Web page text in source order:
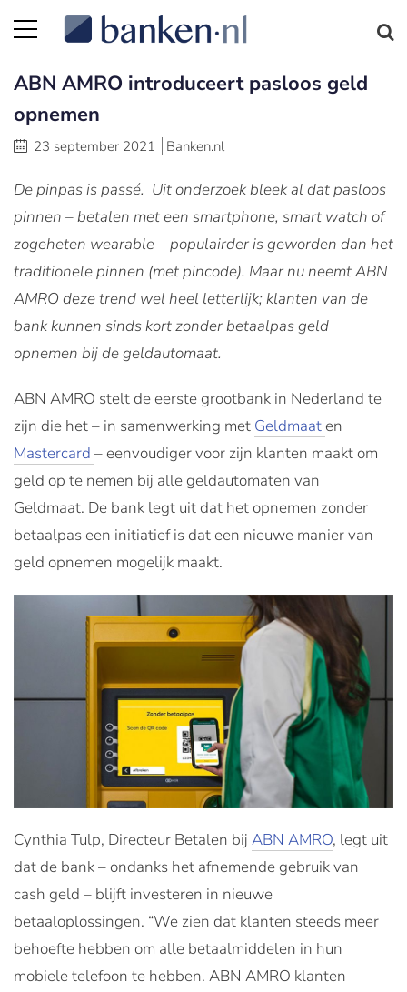
ABN AMRO introduceert pasloos geld
opnemen
23 september 2021 Banken.nl
De pinpas is passé. Uit onderzoek bleek al dat pasloos
pinnen – betalen met een smartphone, smart watch of
zogeheten wearable – populairder is geworden dan het
traditionele pinnen (met pincode). Maar nu neemt ABN
AMRO deze trend wel heel letterlijk; klanten van de
bank kunnen sinds kort zonder betaalpas geld
opnemen bij de geldautomaat.
ABN AMRO stelt de eerste grootbank in Nederland te
zijn die het – in samenwerking met Geldmaat en
Mastercard – eenvoudiger voor zijn klanten maakt om
geld op te nemen bij alle geldautomaten van
Geldmaat. De bank legt uit dat het opnemen zonder
betaalpas een initiatief is dat een nieuwe manier van
geld opnemen mogelijk maakt.
Cynthia Tulp, Directeur Betalen bij ABN AMRO, legt uit
dat de bank – ondanks het afnemende gebruik van
cash geld – blijft investeren in nieuwe
betaaloplossingen. “We zien dat klanten steeds meer
behoefte hebben om alle betaalmiddelen in hun
mobiele telefoon te hebben. ABN AMRO klanten